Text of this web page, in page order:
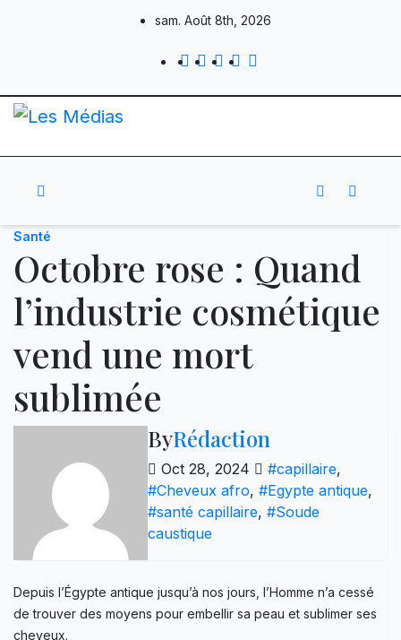
sam. Août 8th, 2026
Santé
Octobre rose : Quand
l’industrie cosmétique
vend une mort
sublimée
ByRédaction
Oct 28, 2024 #capillaire,
#Cheveux afro, #Egypte antique,
#santé capillaire, #Soude
caustique
Depuis l’Égypte antique jusqu’à nos jours, l’Homme n’a cessé
de trouver des moyens pour embellir sa peau et sublimer ses
cheveux.